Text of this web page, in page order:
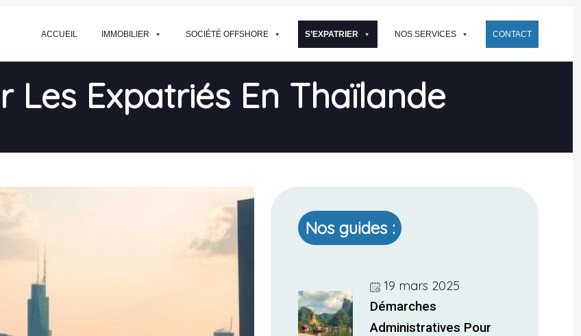
ACCUEIL IMMOBILIER SOCIÉTÉ OFFSHORE S’EXPATRIER NOS SERVICES CONTACT
Les Expatriés En Thaïlande
Nos guides :
19 mars 2025
Démarches
Administratives Pour